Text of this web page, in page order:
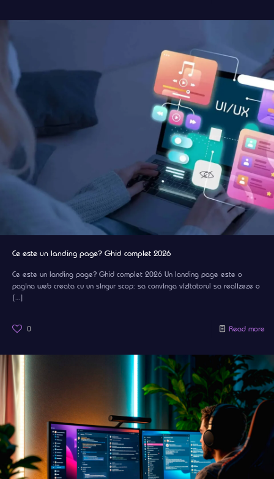
Ce este un landing page? Ghid complet 2026
Ce este un landing page? Ghid complet 2026 Un landing page este o
pagina web creata cu un singur scop: sa convinga vizitatorul sa realizeze o
[…]
0 Read more